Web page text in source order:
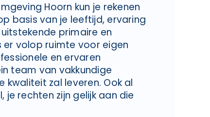
Hoorn kun je rekenen
basis van je leeftijd, ervaring
primaire en
volop ruimte voor eigen
en ervaren
team van vakkundige
kwaliteit zal leveren. Ook al
je rechten zijn gelijk aan die